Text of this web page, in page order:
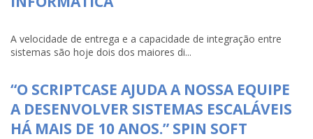
A velocidade de entrega e a capacidade de integração entre
sistemas são hoje dois dos maiores di...
“O SCRIPTCASE AJUDA A NOSSA EQUIPE
A DESENVOLVER SISTEMAS ESCALÁVEIS
HÁ MAIS DE 10 ANOS.” SPIN SOFT